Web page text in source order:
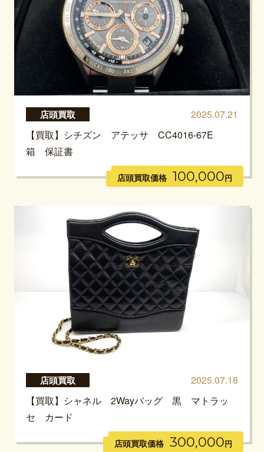
店頭買取
2025.07.21
【買取】シチズン アテッサ CC4016-67E
箱 保証書
店頭買取価格 100,000円
店頭買取
2025.07.18
【買取】シャネル 2Wayバッグ 黒 マトラッ
セ カード
店頭買取価格 300,000円